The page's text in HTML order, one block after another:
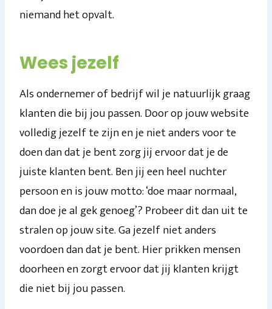
niemand het opvalt.
Wees jezelf
Als ondernemer of bedrijf wil je natuurlijk graag
klanten die bij jou passen. Door op jouw website
volledig jezelf te zijn en je niet anders voor te
doen dan dat je bent zorg jij ervoor dat je de
juiste klanten bent. Ben jij een heel nuchter
persoon en is jouw motto: ‘doe maar normaal,
dan doe je al gek genoeg’? Probeer dit dan uit te
stralen op jouw site. Ga jezelf niet anders
voordoen dan dat je bent. Hier prikken mensen
doorheen en zorgt ervoor dat jij klanten krijgt
die niet bij jou passen.